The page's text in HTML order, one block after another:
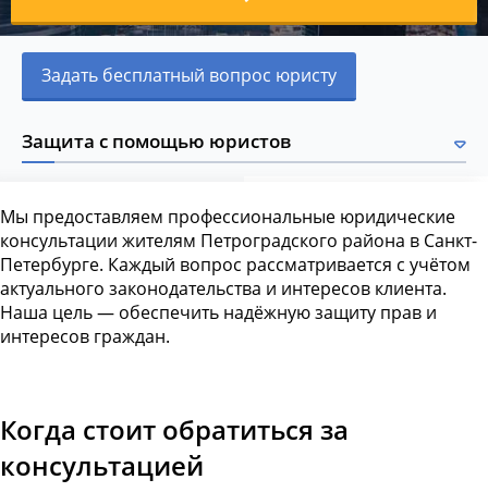
Задать бесплатный вопрос юристу
Защита с помощью юристов
Мы предоставляем профессиональные юридические
консультации жителям Петроградского района в Санкт-
Петербурге. Каждый вопрос рассматривается с учётом
актуального законодательства и интересов клиента.
Наша цель — обеспечить надёжную защиту прав и
интересов граждан.
Когда стоит обратиться за
консультацией